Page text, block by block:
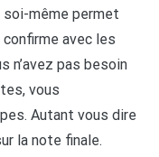
soi-même permet
confirme avec les
n’avez pas besoin
vous
Autant vous dire
la note finale.